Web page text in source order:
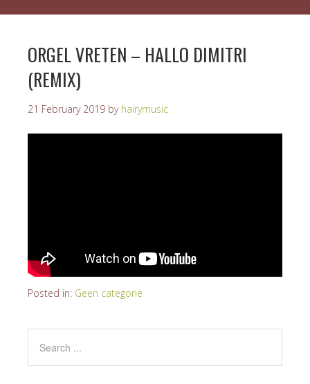
ORGEL VRETEN – HALLO DIMITRI
(REMIX)
21 February 2019 by hairymusic
Posted in: Geen categorie